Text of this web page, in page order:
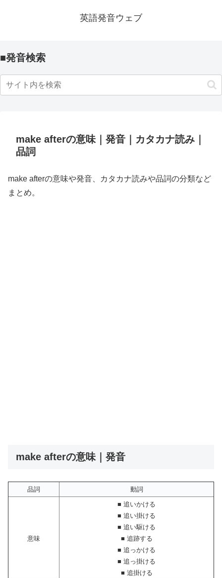
英語発音ウェブ
■発音検索
make afterの意味｜発音｜カタカナ読み｜
品詞
make afterの意味や発音、カタカナ読みや品詞の分類など
まとめ。
make afterの意味｜発音
品詞 動詞
意味
■ 追いかける
■ 追い掛ける
■ 追い駆ける
■ 追跡する
■ 追っかける
■ 追っ掛ける
■ 追掛ける